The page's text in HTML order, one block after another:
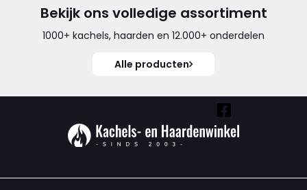
Bekijk ons volledige assortiment
1000+ kachels, haarden en 12.000+ onderdelen
Alle producten